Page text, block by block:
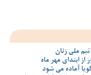
ملی زنان
ابتدای مهر ماه
آماده می شود